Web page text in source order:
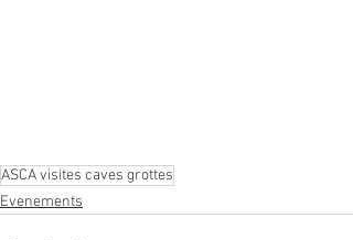
ASCA visites caves grottes
Evenements